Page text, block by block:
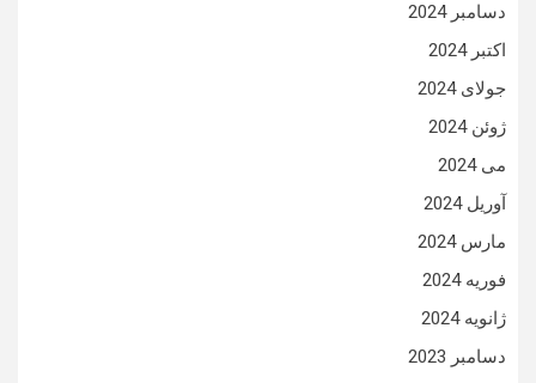
دسامبر 2024
اکتبر 2024
جولای 2024
ژوئن 2024
می 2024
آوریل 2024
مارس 2024
فوریه 2024
ژانویه 2024
دسامبر 2023